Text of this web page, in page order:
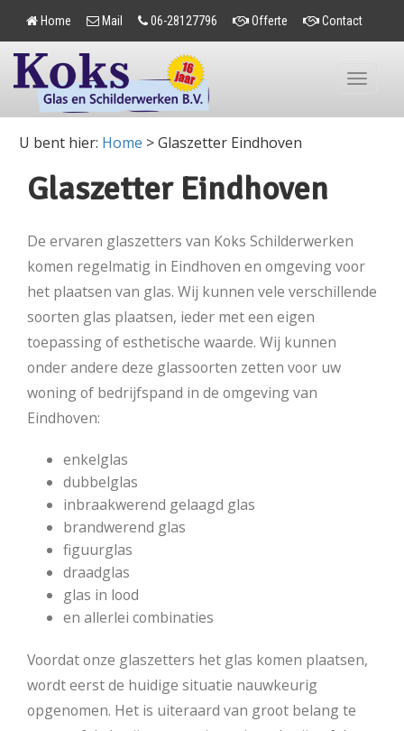
Home Mail 06-28127796 Offerte Contact
Toggle
navigation
U bent hier: Home >Glaszetter Eindhoven
Glaszetter Eindhoven
De ervaren glaszetters van Koks Schilderwerken
komen regelmatig in Eindhoven en omgeving voor
het plaatsen van glas. Wij kunnen vele verschillende
soorten glas plaatsen, ieder met een eigen
toepassing of esthetische waarde. Wij kunnen
onder andere deze glassoorten zetten voor uw
woning of bedrijfspand in de omgeving van
Eindhoven:
enkelglas
dubbelglas
inbraakwerend gelaagd glas
brandwerend glas
figuurglas
draadglas
glas in lood
en allerlei combinaties
Voordat onze glaszetters het glas komen plaatsen,
wordt eerst de huidige situatie nauwkeurig
opgenomen. Het is uiteraard van groot belang te